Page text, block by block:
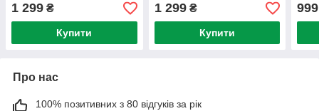
1 299 ₴
Купити
1 299₴
Купити
999
Про нас
100% позитивних з 80 відгуків за рік